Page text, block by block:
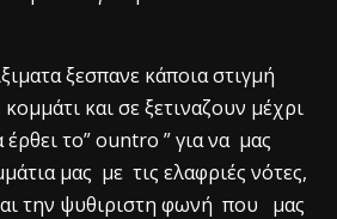
ξεσπανε κάποια στιγμή
και σε ξετιναζουν μέχρι
το” ountro ” για να μας
μας με τις ελαφριές νότες,
την ψυθιριστη φωνή που μας